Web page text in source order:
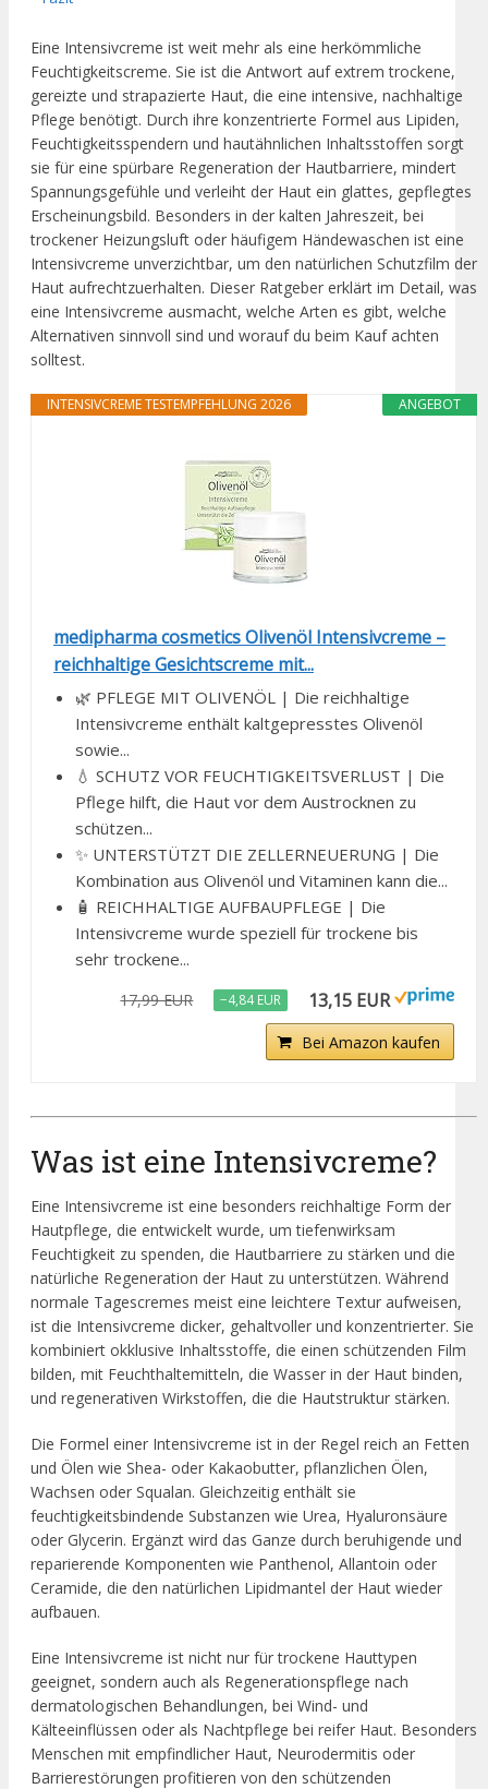
Eine Intensivcreme ist weit mehr als eine herkömmliche
Feuchtigkeitscreme. Sie ist die Antwort auf extrem trockene,
gereizte und strapazierte Haut, die eine intensive, nachhaltige
Pflege benötigt. Durch ihre konzentrierte Formel aus Lipiden,
Feuchtigkeitsspendern und hautähnlichen Inhaltsstoffen sorgt
sie für eine spürbare Regeneration der Hautbarriere, mindert
Spannungsgefühle und verleiht der Haut ein glattes, gepflegtes
Erscheinungsbild. Besonders in der kalten Jahreszeit, bei
trockener Heizungsluft oder häufigem Händewaschen ist eine
Intensivcreme unverzichtbar, um den natürlichen Schutzfilm der
Haut aufrechtzuerhalten. Dieser Ratgeber erklärt im Detail, was
eine Intensivcreme ausmacht, welche Arten es gibt, welche
Alternativen sinnvoll sind und worauf du beim Kauf achten
solltest.
ANGEBOT
INTENSIVCREME TESTEMPFEHLUNG 2026
medipharma cosmetics Olivenöl Intensivcreme –
reichhaltige Gesichtscreme mit...
🌿 PFLEGE MIT OLIVENÖL | Die reichhaltige
Intensivcreme enthält kaltgepresstes Olivenöl
sowie...
💧 SCHUTZ VOR FEUCHTIGKEITSVERLUST | Die
Pflege hilft, die Haut vor dem Austrocknen zu
schützen...
✨ UNTERSTÜTZT DIE ZELLERNEUERUNG | Die
Kombination aus Olivenöl und Vitaminen kann die...
🧴 REICHHALTIGE AUFBAUPFLEGE | Die
Intensivcreme wurde speziell für trockene bis
sehr trockene...
17,99 EUR −4,84 EUR 13,15 EUR
Bei Amazon kaufen
Was ist eine Intensivcreme?
Eine Intensivcreme ist eine besonders reichhaltige Form der
Hautpflege, die entwickelt wurde, um tiefenwirksam
Feuchtigkeit zu spenden, die Hautbarriere zu stärken und die
natürliche Regeneration der Haut zu unterstützen. Während
normale Tagescremes meist eine leichtere Textur aufweisen,
ist die Intensivcreme dicker, gehaltvoller und konzentrierter. Sie
kombiniert okklusive Inhaltsstoffe, die einen schützenden Film
bilden, mit Feuchthaltemitteln, die Wasser in der Haut binden,
und regenerativen Wirkstoffen, die die Hautstruktur stärken.
Die Formel einer Intensivcreme ist in der Regel reich an Fetten
und Ölen wie Shea- oder Kakaobutter, pflanzlichen Ölen,
Wachsen oder Squalan. Gleichzeitig enthält sie
feuchtigkeitsbindende Substanzen wie Urea, Hyaluronsäure
oder Glycerin. Ergänzt wird das Ganze durch beruhigende und
reparierende Komponenten wie Panthenol, Allantoin oder
Ceramide, die den natürlichen Lipidmantel der Haut wieder
aufbauen.
Eine Intensivcreme ist nicht nur für trockene Hauttypen
geeignet, sondern auch als Regenerationspflege nach
dermatologischen Behandlungen, bei Wind- und
Kälteeinflüssen oder als Nachtpflege bei reifer Haut. Besonders
Menschen mit empfindlicher Haut, Neurodermitis oder
Barrierestörungen profitieren von den schützenden